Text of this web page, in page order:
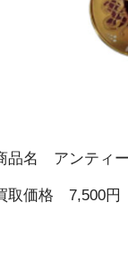
品名 アンティー
取価格 7,500円